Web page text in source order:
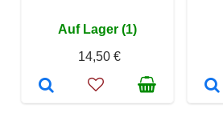
Auf Lager (1)
14,50 €